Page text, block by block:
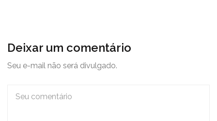
Deixar um comentário
Seu e-mail não será divulgado.